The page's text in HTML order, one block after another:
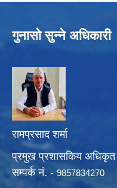
गुनासो सुन्ने अधिकारी
रामप्रसाद शर्मा
प्रमुख प्रशासकिय अधिकृत
सम्पर्क नं. - 9857834270